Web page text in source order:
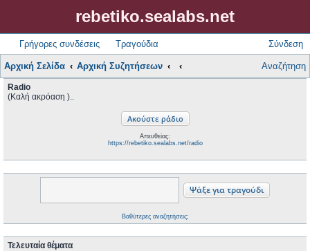
rebetiko.sealabs.net
Γρήγορες συνδέσεις Τραγούδια Σύνδεση
Αρχική Σελίδα Αρχική Συζητήσεων Αναζήτηση
Radio
(Καλή ακρόαση )..
Απευθείας:
https://rebetiko.sealabs.net/radio
Βαθύτερες αναζητήσεις;
Τελευταία θέματα